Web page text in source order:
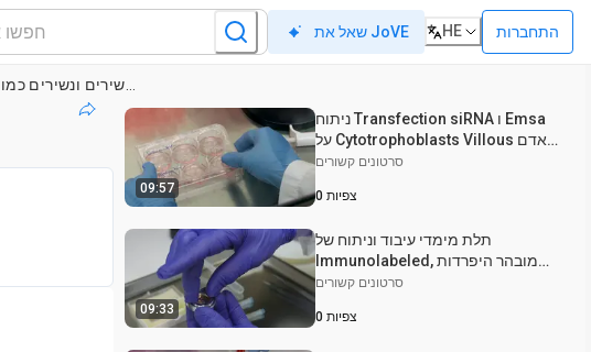
שאל את JoVE HE התחברות
09:57
ניתוח Transfection siRNA ו Emsa
על Cytotrophoblasts Villous אדם
המבודד טרי
סרטונים קשורים
0 צפיות
09:33
תלת מימדי עיבוד וניתוח של
Immunolabeled, מובהר היפרדות
villous חלקית וסקולרית הרשתות
סרטונים קשורים
0 צפיות